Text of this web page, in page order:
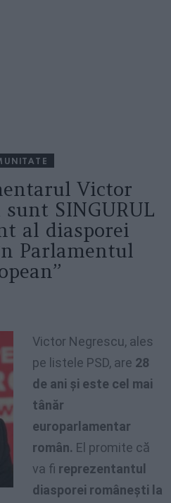
Victor
sunt SINGURUL
al diasporei
Parlamentul
Victor Negrescu, ales
pe listele PSD, are 28
de ani şi este cel mai
tânăr
europarlamentar
român. El promite că
va fi reprezentantul
diasporei româneşti la